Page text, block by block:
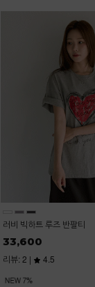
러비 빅하트 루즈 반팔티
33,600
리뷰: 2 | 4.5